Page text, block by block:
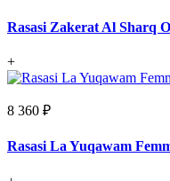
Rasasi Zakerat Al Sharq
+
8 360 ₽
Rasasi La Yuqawam